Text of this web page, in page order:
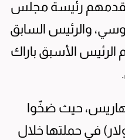
تتقدمهم رئيسة مجلس
والرئيس السابق
الرئيس الأسبق باراك
هاريس، حيث ضخّوا
مليون دولار) في حملتها خلال